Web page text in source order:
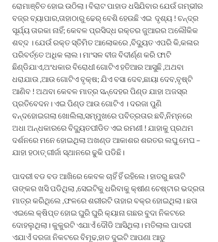
ରୋମାଞ୍ଚିତ ହୋଇ ଉଠିଲା। ବିରାଟ ପାହାଡ ଧସିଯିବାର ଯେଉଁ ଗମ୍ଭୀର
ବଜ୍ର ବ୍ୟାପାର,ତାହାଠାରୁ ଢେର୍ ବେଶି ହେଉଛି ଏଇ ଦୃଶ୍ୟ ! ଚନ୍ଦ୍ର
ସୂର୍ଯ୍ୟ ତାରକା ନାହିଁ; କେବଳ ପ୍ରସିଦ୍ଧ ରକ୍ତର ଜୁଆରର ଅଲୌକିକ
ଶବ୍ଦ । ଯେଉଁ ରକ୍ତ ସ୍ତିମିତ ଆଲୋକରେ ,ବିଦ୍ୟୁତ ଏପରି କି,କଳାର
ପରିବର୍ତ୍ତେ ଅଧିକ ଲାଲ। ମାଂସଳ ବୀଜ ବିଦୀର୍ଣ୍ଣ କରି ଫାଟି
ଛିଣ୍ଡିଯାଏ,ଅଂଧକାର ବିରୋଧୀ ଗୋଟିଏ ହତିଆର ଆସୁଛି ,ଅଥବା
ଧରାଯାଉ ,ଆଉ ଗୋଟିଏ ବୃକ୍ଷ; ଯିଏ ବସା ଦେବ,ଛାୟା ଦେବ,ବୃଷ୍ଟି
ଆଣିବ ! ଅଥବା କେବଳ ମାତ୍ର ସନ୍ଦେହର ପିଣ୍ଡ ଯାହା ଅଜସ୍ର
ପ୍ରତିବେଦନ। ଏଇ ପିଣ୍ଡ ଆଉ ଗୋଟିଏ । ଦରଜା ପୁଣି
ବନ୍ଦହୋଇଗଲା ଖୋଲିଲା,ସମ୍ମୁଖରେ ପବିତ୍ରତାର ଛବି,ନିମ୍ନରେ
ଅଧା ଅନ୍ଧକାରରେ ବିଦ୍ୟୁତପୀଡିତ ଏଇ ରମଣୀ ! ଯାହାକୁ ପ୍ରଥମ
ଦର୍ଶନରେ ମନେ ହୋଇଥିଲା ଅଖଣ୍ଡ ଆକାଶର ଶରତର ଲଘୁ ମେଘ –
ଯାହା ହଠାତ୍ ଗୀର୍ଜା ସ୍ଥାନରେ ଢୁକି ପଡିଛି।
ପାଦରୀ ବଡ ବଡ ଆଖିରେ କେବଳ ଚାହିଁ ହିଁ ରହିଲେ। ହାତରୁ ଛତାଟି
ତାଙ୍କର ଖସି ପଡିଥିଲା ,ସେଇଟିକୁ ଧରିବାକୁ କ୍ଷୀଣ ଚେଷ୍ଟାର ଭଦ୍ରତା
ମାତ୍ର କରିଥିଲେ ,ଫଳରେ ଶରୀରଟି ତାହାର ବକ୍ର ହୋଇଥିଲା। ଛତା
ଏଇଲେ କ୍ଷିପ୍ତ ହୋଇ ଘୁରି ଘୁରି କ୍ୟାନା ଗଛର ବୁଦା ନିକଟରେ
ଦୋହଲୁଥିଲା। କୁକୁରଟି ଏଯାଏଁ ଦୌଡି ଆସିଥିଲା। ମତିଲାଲ ପାଦରୀ
ଏଯାଏଁ ଦରଜା ନିକଟରେ ବିମୂଢ,ହାତ ଦୁଇଟି ଆପଣା ଆଡୁ